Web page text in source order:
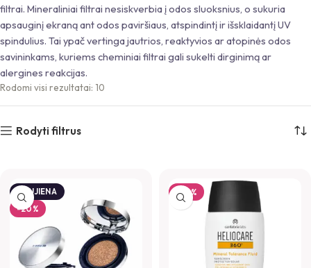
filtrai. Mineraliniai filtrai nesiskverbia į odos sluoksnius, o sukuria
apsauginį ekraną ant odos paviršiaus, atspindintį ir išsklaidantį UV
spindulius. Tai ypač vertinga jautrios, reaktyvios ar atopinės odos
savininkams, kuriems cheminiai filtrai gali sukelti dirginimą ar
alergines reakcijas.
Rodomi visi rezultatai: 10
Rodyti filtrus
-20%
NAUJIENA -30%